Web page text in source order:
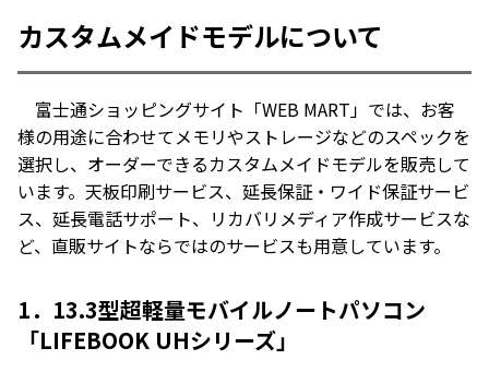
カスタムメイドモデルについて
富士通ショッピングサイト「WEB MART」では、お客
様の用途に合わせてメモリやストレージなどのスペックを
選択し、オーダーできるカスタムメイドモデルを販売して
います。天板印刷サービス、延長保証・ワイド保証サービ
ス、延長電話サポート、リカバリメディア作成サービスな
ど、直販サイトならではのサービスも用意しています。
1．13.3型超軽量モバイルノートパソコン
「LIFEBOOK UHシリーズ」